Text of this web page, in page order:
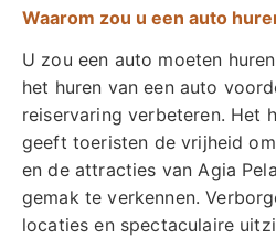
Waarom zou u een auto
U zou een auto moeten
het huren van een auto
reiservaring verbeteren. Het
geeft toeristen de vrijheid
en de attracties van Agia
gemak te verkennen.
locaties en spectaculaire